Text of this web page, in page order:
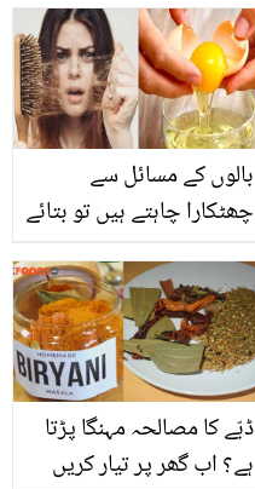
بوڑھی ساس کے ساتھ کیا
کرتی تھی؟ دیکھیے خفیہ
کیمرے کی ویڈیو
بالوں کے مسائل سے
چھٹکارا چاہتے ہیں تو بتائے
استعمال کریں اور پائیں
حیرت انگیز نتائج
ڈبّے کا مصالحہ مہنگا پڑتا
ہے؟ اب گھر پر تیار کریں